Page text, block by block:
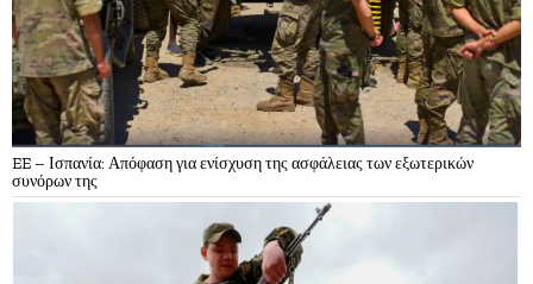
EE – Ισπανία: Απόφαση για ενίσχυση της ασφάλειας των εξωτερικών
συνόρων της